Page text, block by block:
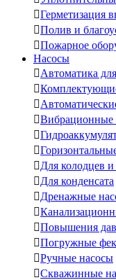
Герметизация
Полив и
Пожарное
Насосы
Автоматика


Вибрационные


Для колодцев
Для конденсата
Дренажные

Повышения
Погружные
Ручные насосы
Скважинные